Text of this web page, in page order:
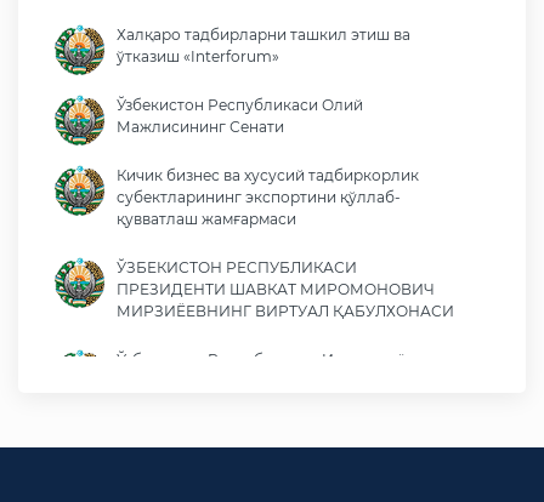
Халқаро тадбирларни ташкил этиш ва
ўтказиш «Interforum»
Ўзбекистон Республикаси Олий
Мажлисининг Сенати
Кичик бизнес ва хусусий тадбиркорлик
субектларининг экспортини қўллаб-
қувватлаш жамғармаси
ЎЗБЕКИСТОН РЕСПУБЛИКАСИ
ПРЕЗИДЕНТИ ШАВКАТ МИРОМОНОВИЧ
МИРЗИЁЕВНИНГ ВИРТУАЛ ҚАБУЛХОНАСИ
Ўзбекистон Республикаси Иқтисодиёт ва
вазирлиги